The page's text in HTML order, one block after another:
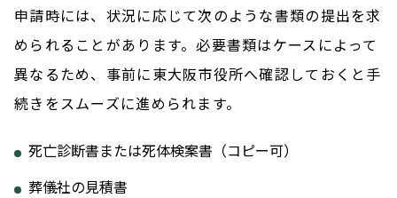
申請時には、状況に応じて次のような書類の提出を求
められることがあります。必要書類はケースによって
異なるため、事前に東大阪市役所へ確認しておくと手
続きをスムーズに進められます。
死亡診断書または死体検案書（コピー可）
葬儀社の見積書